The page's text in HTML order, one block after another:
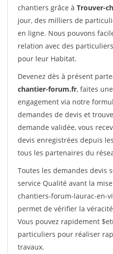
chantiers grâce à Trouver-
jour, des milliers de
en ligne. Nous pouvons
relation avec des
pour leur Habitat.
Devenez dès à présent
chantier-forum.fr, faites
engagement via notre
demandes de devis et
demande validée, vous
devis enregistrées depuis
tous les partenaires du
Toutes les demandes devis
service Qualité avant la
chantiers-forum-laurac-en-
permet de vérifier la
Vous pouvez rapidement
particuliers pour réaliser
travaux.